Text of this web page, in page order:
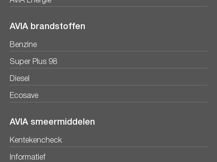
AVIA brandstoffen
Benzine
Super Plus 98
Diesel
Ecosave
AVIA smeermiddelen
Kentekencheck
Informatief